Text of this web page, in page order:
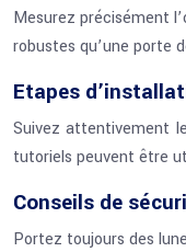
Mesurez précisément
robustes qu’une porte
Etapes
Suivez attentivement
tutoriels peuvent être
Conseils de
Portez toujours des